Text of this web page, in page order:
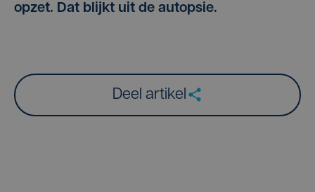
opzet. Dat blijkt uit de autopsie.
Deel artikel